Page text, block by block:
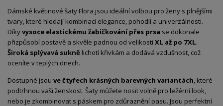
Dámské květinové šaty Flora jsou ideální volbou pro ženy s plnějšími
tvary, které hledají kombinaci elegance, pohodlí a univerzálnosti.
Díkyvysoce elastickému žabičkování přes prsa se dokonale
přizpůsobí postavě a skvěle padnou od velikosti XL až po 7XL.
Široká splývavá sukně lichotí křivkám a dodává vzdušnost, což
oceníte v teplých dnech.
Dostupné jsou ve čtyřech krásných barevných variantách, které
podtrhnou vaši ženskost. Šaty můžete nosit volně pro ležérní look,
nebo je zkombinovat s páskem pro zdůraznění pasu. Jsou perfektní